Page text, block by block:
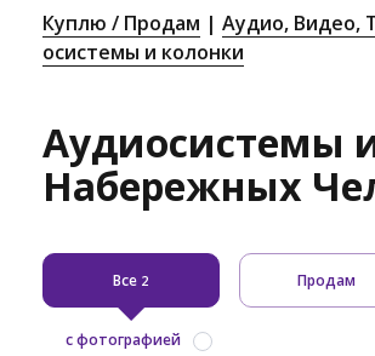
Куплю / Продам Аудио, Видео,
осистемы и колонки
Аудиосистемы
Набережных
Все 2 Продам
с фотографией